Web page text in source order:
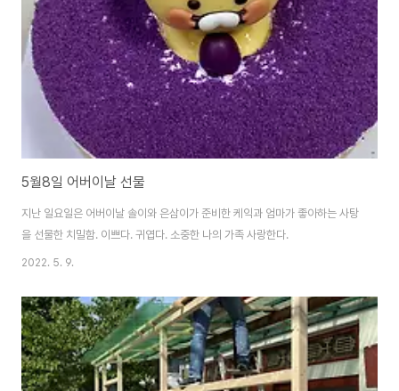
살길은 일자무식 오직 죽는 수 밖에 없는 핏빛 샛길 그 끝에 마냥 희안한 햇살이
울거나 그 끝에..
5월8일 어버이날 선물
지난 일요일은 어버이날 솔이와 은삼이가 준비한 케익과 엄마가 좋아하는 사탕
을 선물한 치밀함. 이쁘다. 귀엽다. 소중한 나의 가족 사랑한다.
2022. 5. 9.